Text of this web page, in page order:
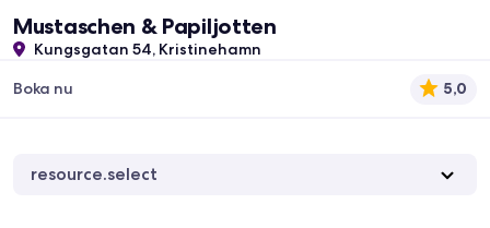
Mustaschen & Papiljotten
Kungsgatan 54, Kristinehamn
Boka nu
5,0
resource.select